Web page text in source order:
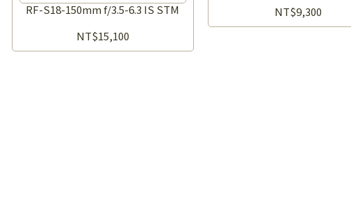
RF-S18-150mm f/3.5-6.3 IS STM
NT$15,100
NT$9,300